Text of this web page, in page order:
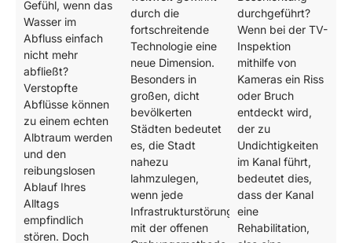
Gefühl, wenn das
Wasser im
Abfluss einfach
nicht mehr
abfließt?
Verstopfte
Abflüsse können
zu einem echten
Albtraum werden
und den
reibungslosen
Ablauf Ihres
Alltags
empfindlich
stören. Doch
durch die
fortschreitende
Technologie eine
neue Dimension.
Besonders in
großen, dicht
bevölkerten
Städten bedeutet
es, die Stadt
nahezu
lahmzulegen,
wenn jede
Infrastrukturstörung
mit der offenen
durchgeführt?
Wenn bei der TV-
Inspektion
mithilfe von
Kameras ein Riss
oder Bruch
entdeckt wird,
der zu
Undichtigkeiten
im Kanal führt,
bedeutet dies,
dass der Kanal
eine
Rehabilitation,